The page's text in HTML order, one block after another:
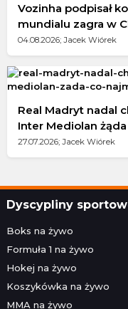
Vozinha podpisał
mundialu zagra w
04.08.2026; Jacek Wiórek
Real Madryt nadal
Inter Mediolan
27.07.2026; Jacek Wiórek
Dyscypliny
Boks na żywo
Formuła 1 na żywo
Hokej na żywo
Koszykówka na żywo
MMA na żywo